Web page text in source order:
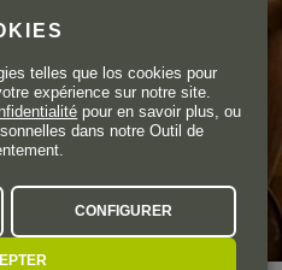
telles que los cookies pour
expérience sur notre site.
pour en savoir plus, ou
dans notre Outil de
CONFIGURER